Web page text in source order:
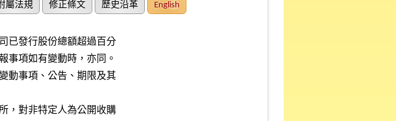
屬法規 修正條文 歷史沿革 English
已發行股份總額超過百分
事項如有變動時，亦同。
動事項、公告、期限及其
，對非特定人為公開收購